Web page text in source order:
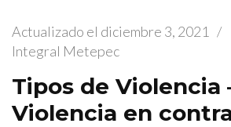
Actualizado el diciembre 3, 2021 /
Integral Metepec
Tipos de Violencia
Violencia en